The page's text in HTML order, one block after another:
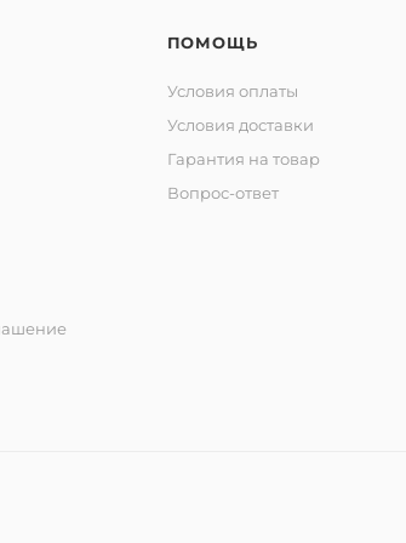
ПОМОЩЬ
Условия оплаты
Условия доставки
Гарантия на товар
Вопрос-ответ